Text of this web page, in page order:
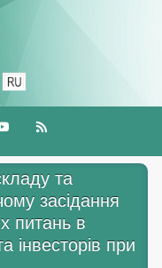
та
засідання
питань в
інвесторів при